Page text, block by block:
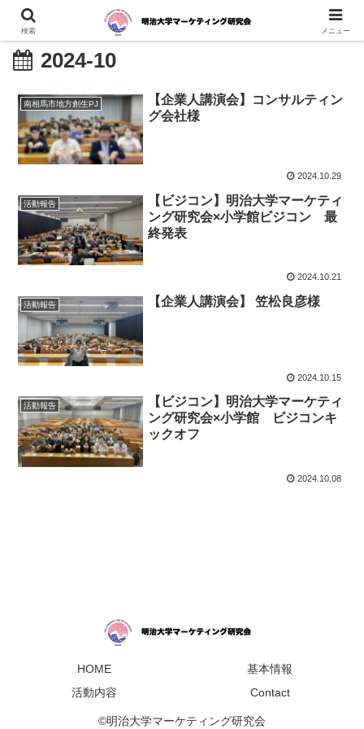
2024-10
南相馬市地方創生PJ
【企業人講演会】コンサルティン
グ会社様
2024.10.29
活動報告
【ビジコン】明治大学マーケティ
ング研究会×小学館ビジコン 最
終発表
2024.10.21
活動報告 【企業人講演会】 笠松良彦様
2024.10.15
活動報告
【ビジコン】明治大学マーケティ
ング研究会×小学館 ビジコンキ
ックオフ
2024.10.08
HOME
基本情報
活動内容
Contact
©明治大学マーケティング研究会
検索 メニュー